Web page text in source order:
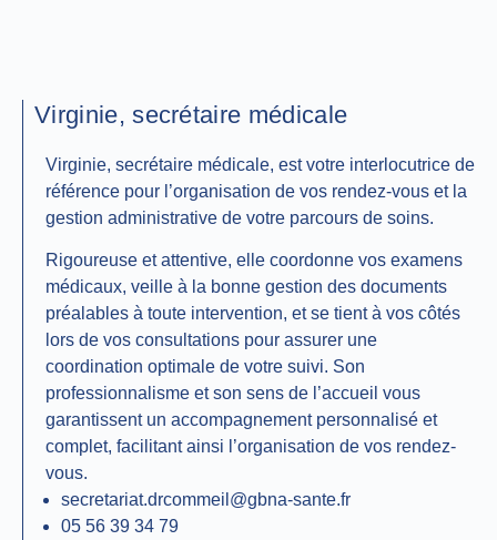
Virginie, secrétaire médicale
Virginie, secrétaire médicale, est votre interlocutrice de
référence pour l’organisation de vos rendez-vous et la
gestion administrative de votre parcours de soins.
Rigoureuse et attentive, elle coordonne vos examens
médicaux, veille à la bonne gestion des documents
préalables à toute intervention, et se tient à vos côtés
lors de vos consultations pour assurer une
coordination optimale de votre suivi. Son
professionnalisme et son sens de l’accueil vous
garantissent un accompagnement personnalisé et
complet, facilitant ainsi l’organisation de vos rendez-
vous.
secretariat.drcommeil@gbna-sante.fr
05 56 39 34 79